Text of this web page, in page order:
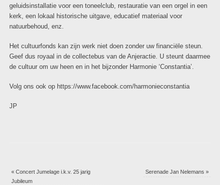
geluidsinstallatie voor een toneelclub, restauratie van een orgel in een
kerk, een lokaal historische uitgave, educatief materiaal voor
natuurbehoud, enz.
Het cultuurfonds kan zijn werk niet doen zonder uw financiële steun.
Geef dus royaal in de collectebus van de Anjeractie. U steunt daarmee
de cultuur om uw heen en in het bijzonder Harmonie ‘Constantia’.
Volg ons ook op https://www.facebook.com/harmonieconstantia
JP
«Concert Jumelage i.k.v. 25 jarig
Jubileum
Serenade Jan Nelemans»